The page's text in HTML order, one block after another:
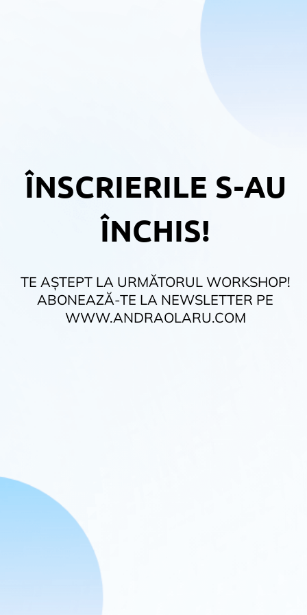
ÎNSCRIERILE S-AU
ÎNCHIS!
TE AȘTEPT LA URMĂTORUL WORKSHOP!
ABONEAZĂ-TE LA NEWSLETTER PE
WWW.ANDRAOLARU.COM